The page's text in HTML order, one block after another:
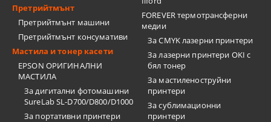
Претрийтмънт
Претрийтмънт машини
Претрийтмънт консумативи
Мастила и тонер касети
EPSON ОРИГИНАЛНИ
МАСТИЛА
За дигитални фотомашини
SureLab SL-D700/D800/D1000
За портативни принтери
FOREVER термотрансферни
медии
За CMYK лазерни принтери
За лазерни принтери OKI с
бял тонер
За мастиленоструйни
принтери
За сублимационни
принтери